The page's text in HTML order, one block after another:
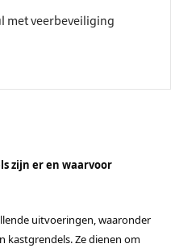
met veerbeveiliging
zijn er en waarvoor
uitvoeringen, waaronder
kastgrendels. Ze dienen om